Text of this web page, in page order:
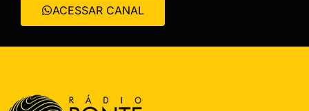
ACESSAR CANAL